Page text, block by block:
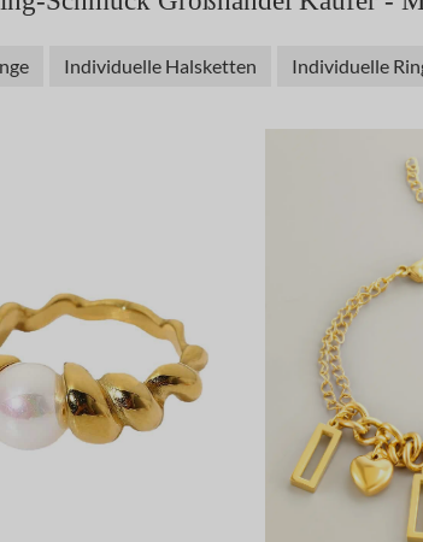
Individuelle Halsketten Individuelle